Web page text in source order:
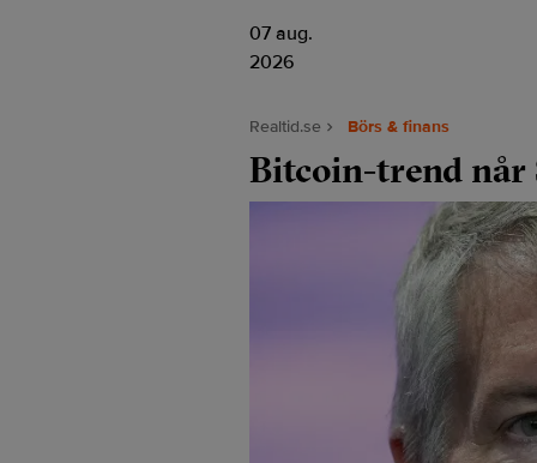
07 aug.
2026
Realtid.se Börs & finans
Bitcoin-trend når